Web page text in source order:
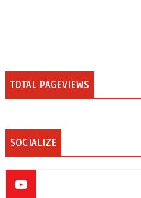
TOTAL PAGEVIEWS
SOCIALIZE